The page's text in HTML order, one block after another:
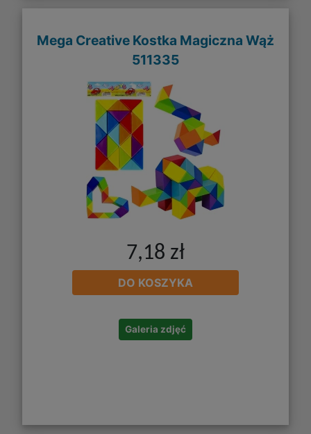
Mega Creative Kostka Magiczna Wąż
511335
7,18 zł
DO KOSZYKA
Galeria zdjęć